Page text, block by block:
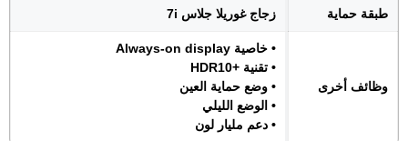
طبقة حماية زجاج غوريلا جلاس 7i
وظائف أخرى
• خاصية Always-on display
• تقنية +HDR10
• وضع حماية العين
• الوضع الليلي
• دعم مليار لون